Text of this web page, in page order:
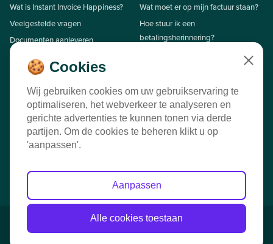
Wat is Instant Invoice Happiness?
Veelgestelde vragen
Documenten aanleveren
Onze succesverhalen
Wat moet er op mijn factuur staan?
Hoe stuur ik een
betalingsherinnering?
Contact
Oostplein 416
3061 CH Rotterdam
KVK: 54135591
T 010 70 09 721
E info@nunia.nl
© 2026 Nunia B.V. Privacy disclaimer
🍪 Cookies
Wij gebruiken cookies om uw gebruikservaring te
optimaliseren, het webverkeer te analyseren en
gerichte advertenties te kunnen tonen via derde
partijen. Om de cookies te beheren klikt u op
'aanpassen'.
Close
Aanpassen
Alle cookies toestaan